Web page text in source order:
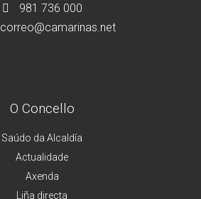
981 736 000
correo@camarinas.net
O Concello
Saúdo da Alcaldía
Actualidade
Axenda
Liña directa